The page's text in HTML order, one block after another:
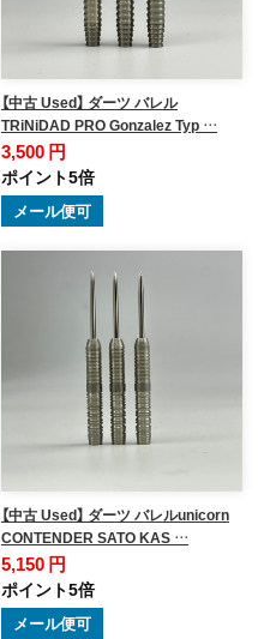
【中古 Used】 ダーツ バレル
TRiNiDAD PRO Gonzalez Typ …
3,500 円
ポイント5倍
メール便可
【中古 Used】 ダーツ バレルunicorn
CONTENDER SATO KAS …
5,150 円
ポイント5倍
メール便可